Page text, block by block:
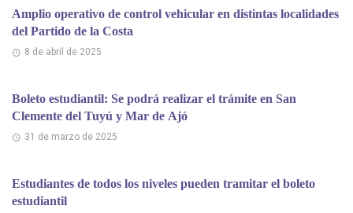
Amplio operativo de control vehicular en distintas localidades
del Partido de la Costa
8 de abril de 2025
Boleto estudiantil: Se podrá realizar el trámite en San
Clemente del Tuyú y Mar de Ajó
31 de marzo de 2025
Estudiantes de todos los niveles pueden tramitar el boleto
estudiantil